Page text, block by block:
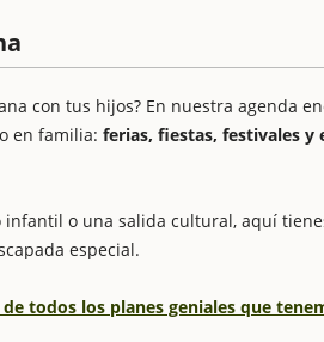
con tus hijos? En nuestra agenda
en familia: ferias, fiestas, festivales y
o una salida cultural, aquí
especial.
todos los planes geniales que